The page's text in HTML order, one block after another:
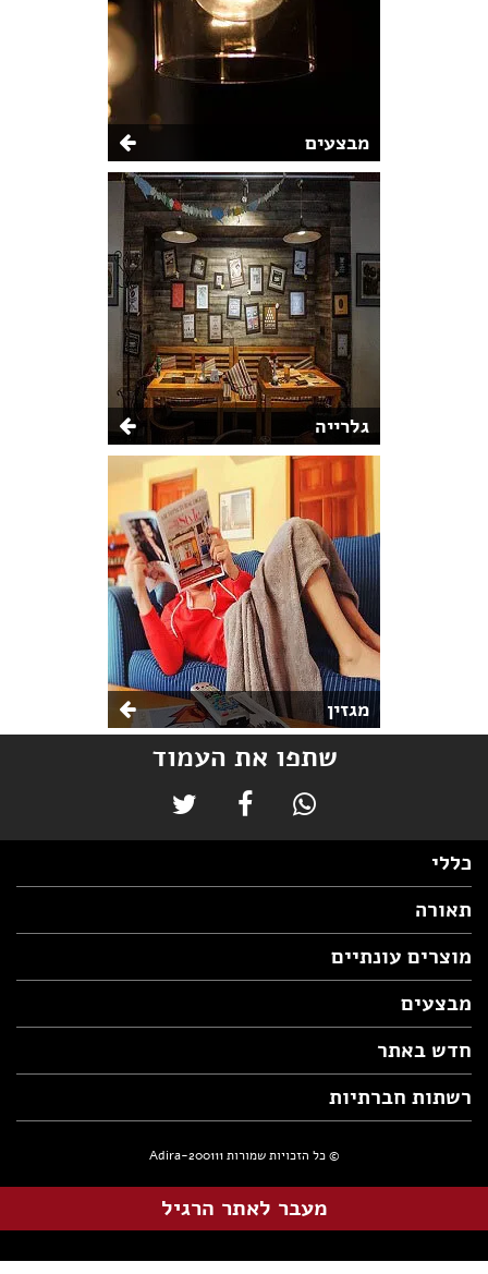
מבצעים
גלרייה
מגזין
שתפו את העמוד
כללי
תאורה
מוצרים עונתיים
מבצעים
חדש באתר
רשתות חברתיות
© כל הזכויות שמורות Adira-200111
מעבר לאתר הרגיל